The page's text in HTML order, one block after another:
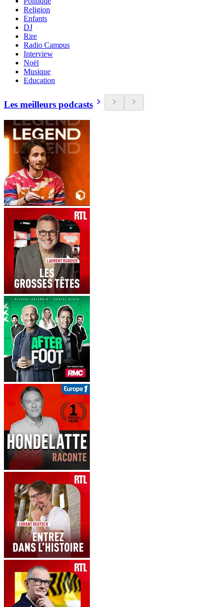
Religion
Enfants
DJ
Rire
Radio Campus
Interview
Noël
Musique
Education
Les meilleurs podcasts